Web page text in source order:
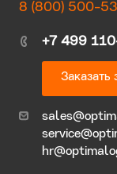
8 (800) 500-
+7 499
Заказать